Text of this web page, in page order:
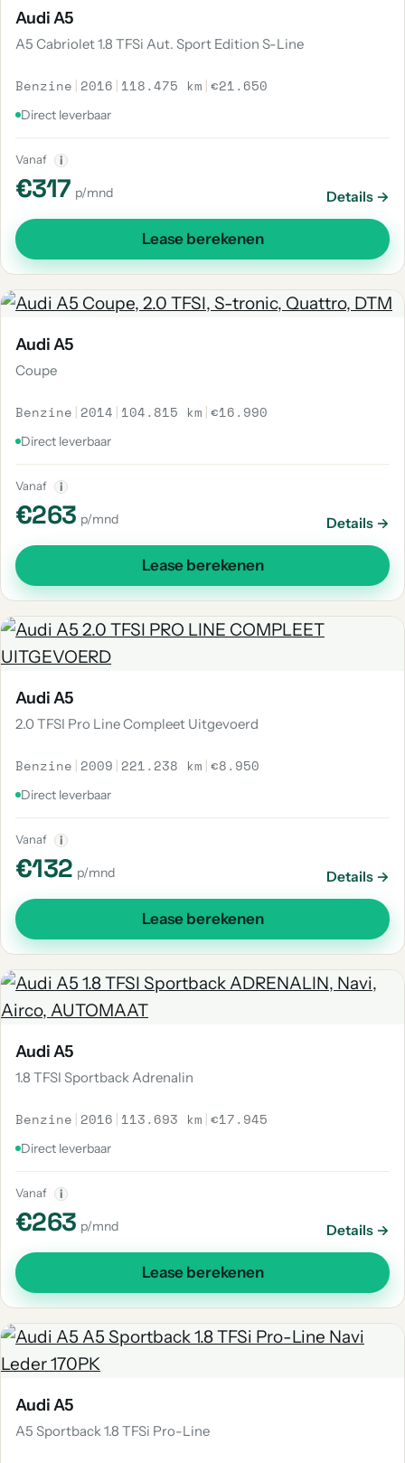
Audi A5
A5 Cabriolet 1.8 TFSi Aut. Sport Edition S-Line
Benzine | 2016 | 118.475 km |€21.650
Direct leverbaar
Vanaf i
€317 p/mnd Details →
Lease berekenen
Audi A5
Coupe
Benzine | 2014 | 104.815 km |€16.990
Direct leverbaar
Vanaf i
€263 p/mnd Details →
Lease berekenen
Audi A5
2.0 TFSI Pro Line Compleet Uitgevoerd
Benzine | 2009 | 221.238 km |€8.950
Direct leverbaar
Vanaf i
€132 p/mnd Details →
Lease berekenen
Audi A5
1.8 TFSI Sportback Adrenalin
Benzine | 2016 | 113.693 km |€17.945
Direct leverbaar
Vanaf i
€263 p/mnd Details →
Lease berekenen
Audi A5
A5 Sportback 1.8 TFSi Pro-Line